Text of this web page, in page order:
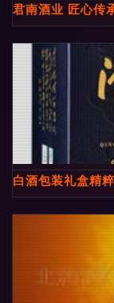
君南酒业 匠心传
白酒包装礼盒精